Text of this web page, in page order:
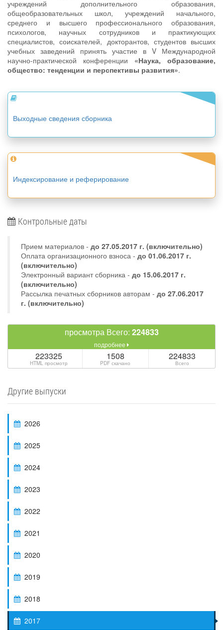
учреждений дополнительного образования,
общеобразовательных школ, учреждений начального,
среднего и высшего профессионального образования,
психологов, научных сотрудников и практикующих
специалистов, соискателей, докторантов, студентов высших
учебных заведений принять участие в V Международной
научно-практической конференции «Наука, образование,
общество: тенденции и перспективы развития».
Выходные сведения сборника
Индексирование и реферирование
Контрольные даты
Прием материалов - до 27.05.2017 г. (включительно)
Оплата организационного взноса - до 01.06.2017 г.
(включительно)
Электронный вариант сборника - до 15.06.2017 г.
(включительно)
Рассылка печатных сборников авторам - до 27.06.2017
г. (включительно)
просмотра Всего: 224833
подробнее
223325
HTML просмотр
1508
PDF скачано
224833
Всего
Другие выпуски
2026
2025
2024
2023
2022
2021
2020
2019
2018
2017